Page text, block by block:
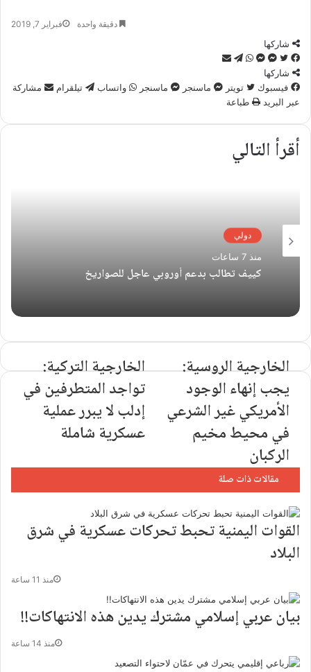
فبراير 7, 2019 دقيقة واحدة
شاركها
فيسبوك
تويترماسنجر
ماسنجر
واتسابتيلقرام
مشاركة
البريد
شاركها
فيسبوك
تويتر ماسنجر ماسنجر واتساب تيلقرام
مشاركة
عبر البريد
طباعة
أقرأ التالي
دولي
منذ 7 ساعات
كييف تطالب بدعم أوروبي عاجل للصواريخ
الخارجية التركية:
تواجد المتطرفين في
إدلب لا يبرر عملية
عسكرية شاملة
الخارجية الروسية:
يجب إنهاء الوجود
الأمريكي غير الشرعي
في محيط مخيم
الركبان
مقالات ذات صلة
القوات اليمنية تحبط تحركات عسكرية في شرق
البلاد
منذ 11 ساعة
بيان عربي إسلامي مشترك يدين هذه الانتهاكات!!
منذ 14 ساعة